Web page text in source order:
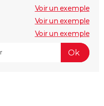
Voir un exemple
Voir un exemple
Voir un exemple